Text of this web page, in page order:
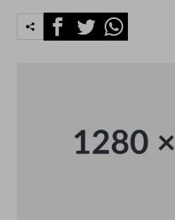
FacebookTwitterWhatsapp